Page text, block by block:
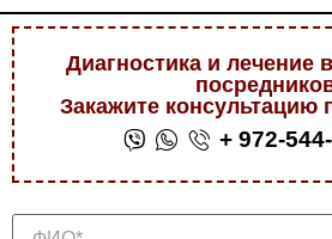
Диагностика и лечение
Закажите консультацию
+ 972-